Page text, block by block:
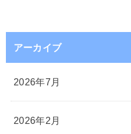
アーカイブ
2026年7月
2026年2月